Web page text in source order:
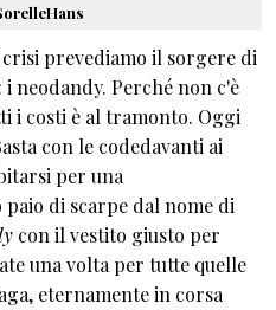
ns
prevediamo il sorgere di
neodandy. Perché non c'è
i costi è al tramonto. Oggi
con le codedavanti ai
per una
di scarpe dal nome di
con il vestito giusto per
una volta per tutte quelle
eternamente in corsa